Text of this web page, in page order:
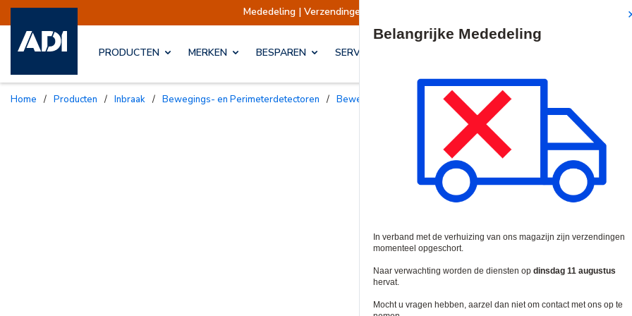
Mededeling | Verzendingen opgeschort Verzendingen worden op dinsdag
PRODUCTEN MERKEN BESPAREN SERVICES & OPLOSSINGEN
Home / Producten / Inbraak / Bewegings- en Perimeterdetectoren / Bewegingsdetectoren